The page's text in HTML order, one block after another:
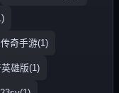
奇手游(1)
雄版(1)